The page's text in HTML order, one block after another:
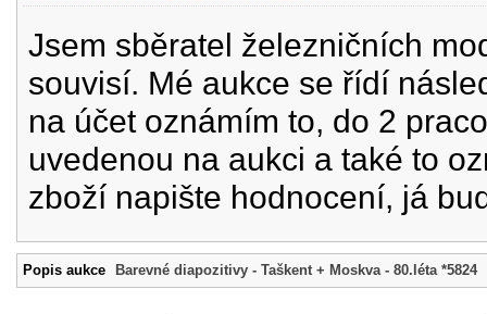
Jsem sběratel železničních
souvisí. Mé aukce se řídí
na účet oznámím to, do 2
uvedenou na aukci a také to
zboží napište hodnocení, já
Popis aukce Barevné diapozitivy - Taškent + Moskva - 80.léta *5824